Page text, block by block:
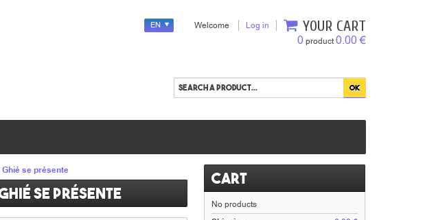
Welcome Log in YOUR CART
0 product0.00 €
EN
se présente
se présente
Cart
No products